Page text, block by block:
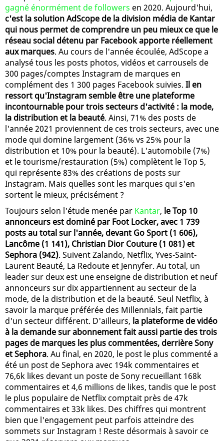
gagné énormément de followers en 2020. Aujourd'hui,
c'est la solution AdScope de la division média de Kantar
qui nous permet de comprendre un peu mieux ce que le
réseau social détenu par Facebook apporte réellement
aux marques. Au cours de l'année écoulée, AdScope a
analysé tous les posts photos, vidéos et carrousels de
300 pages/comptes Instagram de marques en
complément des 1 300 pages Facebook suivies. Il en
ressort qu'Instagram semble être une plateforme
incontournable pour trois secteurs d'activité : la mode,
la distribution et la beauté. Ainsi, 71% des posts de
l'année 2021 proviennent de ces trois secteurs, avec une
mode qui domine largement (36% vs 25% pour la
distribution et 10% pour la beauté). L'automobile (7%)
et le tourisme/restauration (5%) complètent le Top 5,
qui représente 83% des créations de posts sur
Instagram. Mais quelles sont les marques qui s'en
sortent le mieux, précisément ?
Toujours selon l'étude menée par Kantar, le Top 10
annonceurs est dominé par Foot Locker, avec 1 739
posts au total sur l'année, devant Go Sport (1 606),
Lancôme (1 141), Christian Dior Couture (1 081) et
Sephora (942). Suivent Zalando, Netflix, Yves-Saint-
Laurent Beauté, La Redoute et Jennyfer. Au total, un
leader sur deux est une enseigne de distribution et neuf
annonceurs sur dix appartiennent au secteur de la
mode, de la distribution et de la beauté. Seul Netflix, à
savoir la marque préférée des Millennials, fait partie
d'un secteur différent. D'ailleurs, la plateforme de vidéo
à la demande sur abonnement fait aussi partie des trois
pages de marques les plus commentées, derrière Sony
et Sephora. Au final, en 2020, le post le plus commenté a
été un post de Sephora avec 194k commentaires et
76,6k likes devant un poste de Sony recueillant 168k
commentaires et 4,6 millions de likes, tandis que le post
le plus populaire de Netflix comptait près de 47k
commentaires et 33k likes. Des chiffres qui montrent
bien que l'engagement peut parfois atteindre des
sommets sur Instagram ! Reste désormais à savoir ce